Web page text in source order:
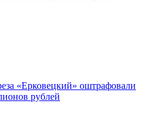
«Ерковецкий» оштрафовали
рублей